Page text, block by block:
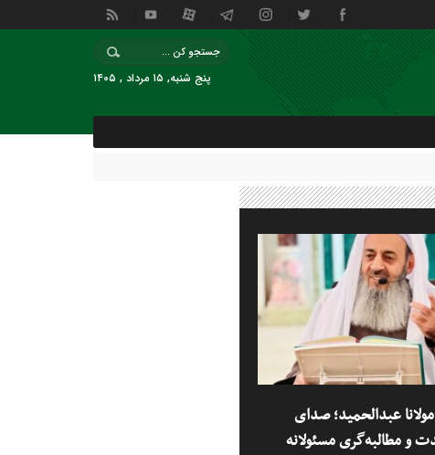
پنج شنبه, ۱۵ مرداد , ۱۴۰۵
عبدالحمید؛ صدای
و مطالبه‌گری مسئولانه